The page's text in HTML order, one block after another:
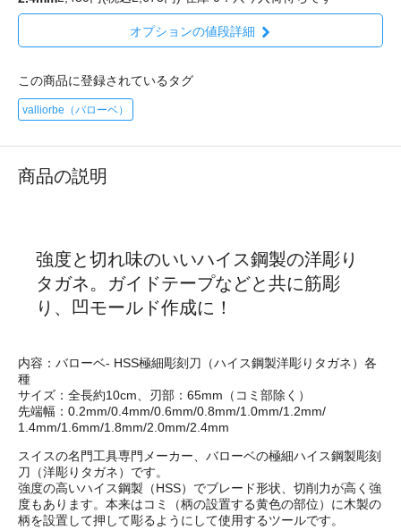
オプションの値段詳細
この商品に登録されているタグ
valliorbe（バローベ）
商品の説明
強度と切れ味のいいハイス鋼製の洋彫り
タガネ。ガイドテープなどと共に筋彫
り、凹モールド作成に！
内容：バローベ- HSS極細彫刻刀（ハイス鋼製洋彫りタガネ）各
種
サイズ：全長約10cm、刃部：65mm（コミ部除く）
先端幅：0.2mm/0.4mm/0.6mm/0.8mm/1.0mm/1.2mm/
1.4mm/1.6mm/1.8mm/2.0mm/2.4mm
スイスの名門工具専門メーカー、バローベの極細ハイス鋼製彫刻
刀（洋彫りタガネ）です。
強度の高いハイス鋼製（HSS）でブレード形状、切削力が高く強
度もあります。本来はコミ（柄の設置する黄色の部位）に木製の
柄を設置して押して彫るようにして使用するツールです。